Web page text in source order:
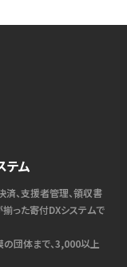
テム
済、支援者管理、領収書
った寄付DXシステムで
団体まで、3,000以上